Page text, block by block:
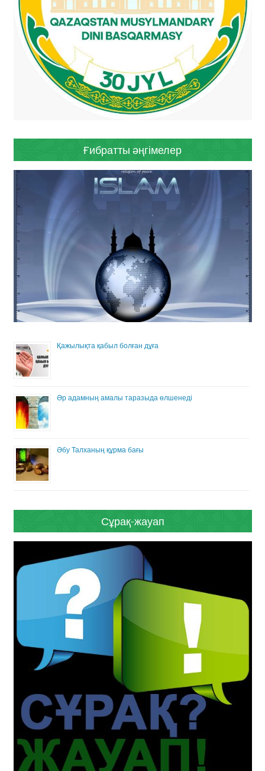
Ғибратты әңгімелер
Қажылықта қабыл болған дұға
Әр адамның амалы таразыда өлшенеді
Әбу Талханың құрма бағы
Сұрақ-жауап